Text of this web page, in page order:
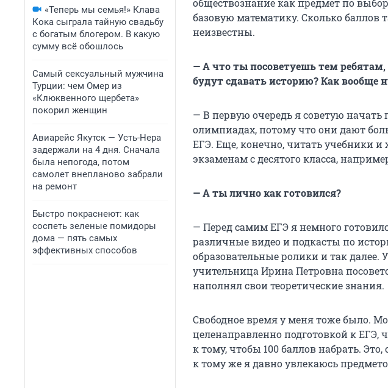
«Теперь мы семья!» Клава
Кока сыграла тайную свадьбу
с богатым блогером. В какую
сумму всё обошлось
Самый сексуальный мужчина
Турции: чем Омер из
«Клюквенного щербета»
покорил женщин
Авиарейс Якутск — Усть-Нера
задержали на 4 дня. Сначала
была непогода, потом
самолет внепланово забрали
на ремонт
Быстро покраснеют: как
соспеть зеленые помидоры
дома — пять самых
эффективных способов
обществознание как предмет по
базовую математику. Сколько баллов
неизвестны.
— А что ты посоветуешь тем
будут сдавать историю? Как вообще
— В первую очередь я советую начать
олимпиадах, потому что они дают
ЕГЭ. Еще, конечно, читать учебники и
экзаменам с десятого класса,
— А ты лично как готовился?
— Перед самим ЕГЭ я немного
различные видео и подкасты по
образовательные ролики и так
учительница Ирина Петровна
наполнял свои теоретические знания.
Свободное время у меня тоже было.
целенаправленно подготовкой к ЕГЭ,
к тому, чтобы 100 баллов набрать.
к тому же я давно увлекаюсь